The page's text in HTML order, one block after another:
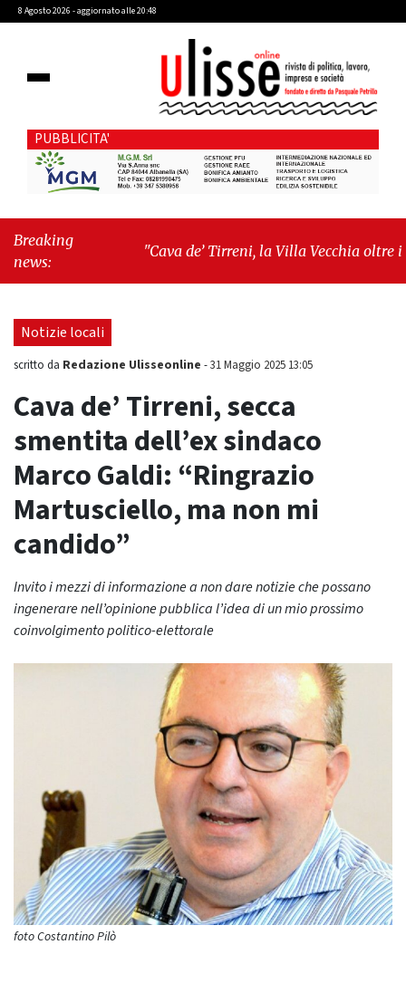
8 Agosto 2026 - aggiornato alle 20:48
PUBBLICITA'
Breaking
news:
"Cava de’ Tirreni, la Villa Vecchia oltre i
seduta consiliare: “Serve chiarezza!”"
Notizie locali
scritto da Redazione Ulisseonline -31 Maggio 2025 13:05
Cava de’ Tirreni, secca
smentita dell’ex sindaco
Marco Galdi: “Ringrazio
Martusciello, ma non mi
candido”
Invito i mezzi di informazione a non dare notizie che possano
ingenerare nell’opinione pubblica l’idea di un mio prossimo
coinvolgimento politico-elettorale
foto Costantino Pilò